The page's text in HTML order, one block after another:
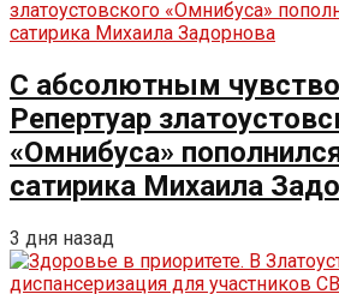
С абсолютным
Репертуар
«Омнибуса»
сатирика Михаила
3 дня назад